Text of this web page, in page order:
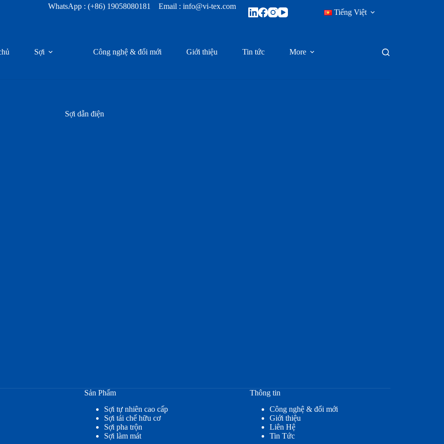
WhatsApp :(+86) 19058080181 Email : info@vi-tex.com
Tiếng Việt
Sợi Công nghệ & đổi mới Giới thiệu Tin tức More
Sợi dẫn điện
Sản Phẩm
Sợi tự nhiên cao cấp
Sợi tái chế hữu cơ
Sợi pha trộn
Sợi làm mát
Thông tin
Công nghệ & đổi mới
Giới thiệu
Liên Hệ
Tin Tức